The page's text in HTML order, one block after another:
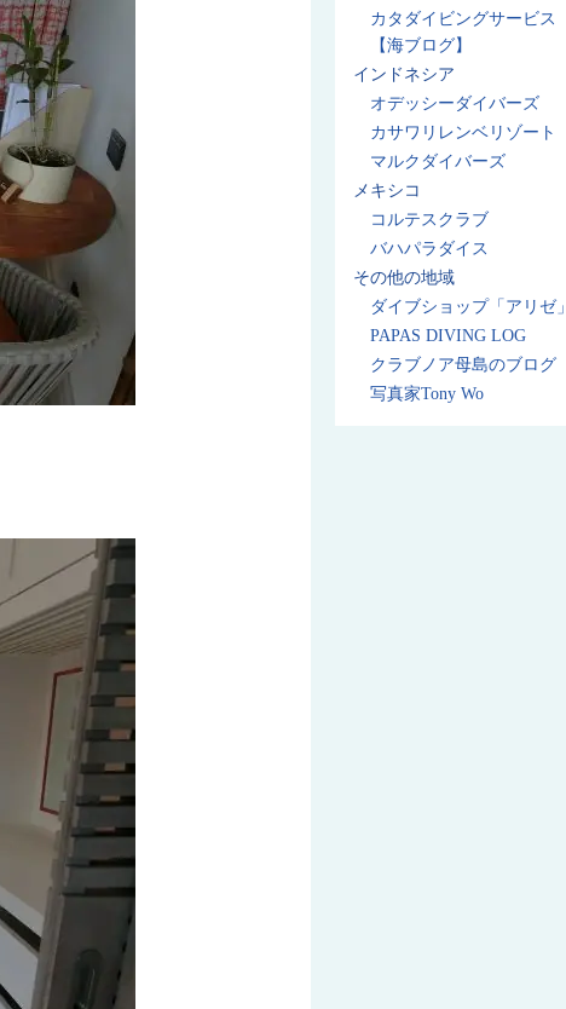
カタダイビングサービス
【海ブログ】
インドネシア
オデッシーダイバーズ
カサワリレンベリゾート
マルクダイバーズ
メキシコ
コルテスクラブ
バハパラダイス
その他の地域
ダイブショップ「アリゼ」
PAPAS DIVING LOG
クラブノア母島のブログ
写真家Tony Wo